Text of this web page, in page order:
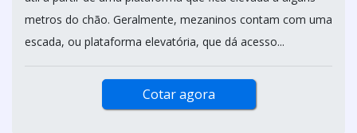
metros do chão. Geralmente, mezaninos contam com uma
escada, ou plataforma elevatória, que dá acesso...
Cotar agora